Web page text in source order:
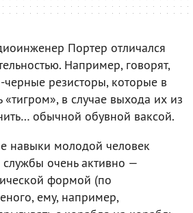
Портер отличался
Например, говорят,
резисторы, которые в
в случае выхода их из
обычной обувной ваксой.
навыки молодой человек
очень активно —
формой (по
ему, например,